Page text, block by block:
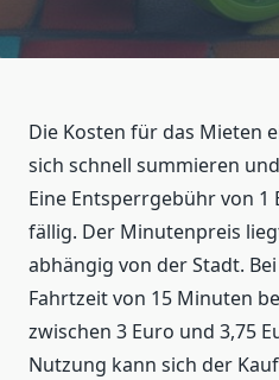
Die Kosten für das Mieten
sich schnell summieren
Eine Entsperrgebühr von
fällig. Der Minutenpreis
abhängig von der Stadt.
Fahrtzeit von 15 Minuten
zwischen 3 Euro und 3,75
Nutzung kann sich der